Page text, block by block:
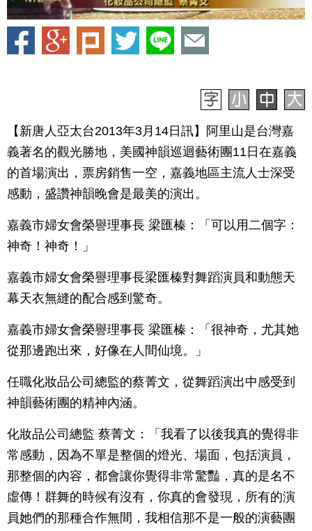
【新唐人亞太台2013年3月14日訊】阿里山是台灣嘉
義著名的觀光勝地，美國神韻巡迴藝術團11日在嘉義
的首場演出，票房銷售一空，嘉義地區主流人士深受
感動，盛讚神韻晚會是最美的演出。
嘉義市婦女會榮譽理事長 梁匯榛：「可以用二個字：
神奇！神奇！」
嘉義市婦女會榮譽理事長梁匯榛對舞蹈演員和動態天
幕天衣無縫的配合感到驚奇。
嘉義市婦女會榮譽理事長 梁匯榛：「很神奇，尤其她
從那邊跑出來，好像在人間仙境。」
任職化妝品公司總監的蔡菁文，從舞蹈演出中感受到
神韻藝術團的精神內涵。
化妝品公司總監 蔡菁文：「我看了以後我真的覺得非
常感動，因為不單是整個的燈光、場面，包括演員，
那整個的內容，都會讓你覺得非常驚豔，真的是名不
虛傳！群舞的時候有沒有，你真的會發現，所有的演
員她們的那種合作無間，我相信那不是一般的演藝團